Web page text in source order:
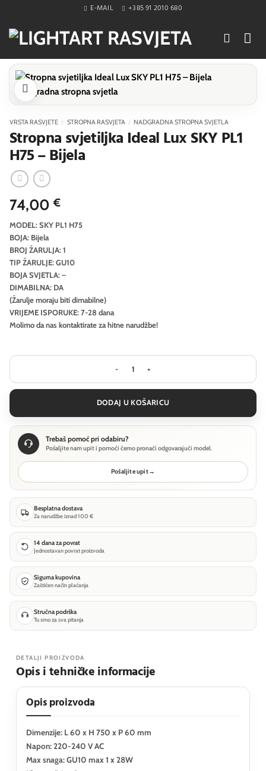
content
E-MAIL +385 91 2010 680
VRSTA RASVJETE / STROPNA RASVJETA / NADGRADNA STROPNA SVJETLA
Stropna svjetiljka Ideal Lux SKY PL1
H75 – Bijela
74,00 €
MODEL: SKY PL1 H75
BOJA: Bijela
BROJ ŽARULJA: 1
TIP ŽARULJE: GU10
BOJA SVJETLA: –
DIMABILNA: DA
(Žarulje moraju biti dimabilne)
VRIJEME ISPORUKE: 7-28 dana
Molimo da nas kontaktirate za hitne narudžbe!
Stropna svjetiljka Ideal Lux SKY PL1
DODAJ U KOŠARICU
Trebaš pomoć pri odabiru?
Pošaljite nam upit i pomoći ćemo pronaći odgovarajući model.
Pošaljite upit→
Besplatna dostava
Za narudžbe iznad 100 €
14 dana za povrat
Jednostavan povrat proizvoda
Sigurna kupovina
Zaštićen način plaćanja
Stručna podrška
Tu smo za sva pitanja
DETALJI PROIZVODA
Opis i tehničke informacije
Opis proizvoda
Dimenzije: L 60 x H 750 x P 60 mm
Napon: 220-240 V AC
Max snaga: GU10 max 1 x 28W